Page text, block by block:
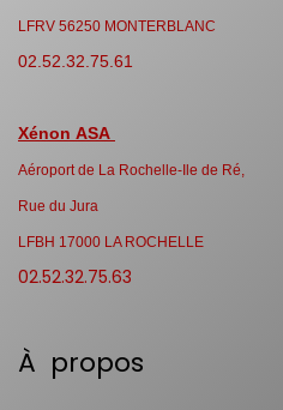
LFRV 56250 MONTERBLANC
02.52.32.75.61
Xénon ASA
Aéroport de La Rochelle-Ile de Ré,
Rue du Jura
LFBH 17000 LA ROCHELLE
02.52.32.75.63
À propos